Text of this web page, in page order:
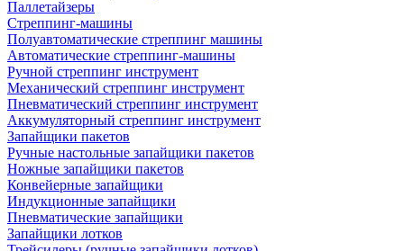
Паллетайзеры
Стреппинг-машины
Полуавтоматические стреппинг машины
Автоматические стреппинг-машины
Ручной стреппинг инструмент
Механический стреппинг инструмент
Пневматический стреппинг инструмент
Аккумуляторный стреппинг инструмент
Запайщики пакетов
Ручные настольные запайщики пакетов
Ножные запайщики пакетов
Конвейерные запайщики
Индукционные запайщики
Пневматические запайщики
Запайщики лотков